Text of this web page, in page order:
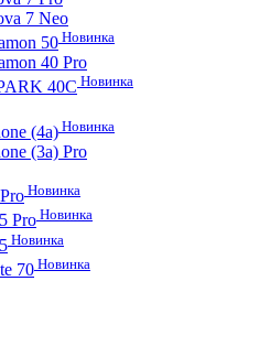
7 Neo
50 Новинка
40 Pro
40C Новинка
(4a)Новинка
(3a) Pro
Новинка
Pro Новинка
Новинка
70Новинка